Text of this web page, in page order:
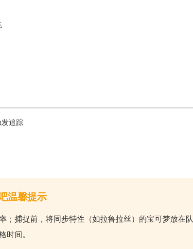
发追踪
温馨提示
；捕捉前，将同步特性 （如拉鲁拉丝）的宝可梦放在队
时间。